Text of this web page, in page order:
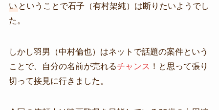
いということで石子（有村架純）は断りたいようでし
た。
しかし羽男（中村倫也）はネットで話題の案件という
ことで、自分の名前が売れるチャンス ！と思って張り
切って接見に行きました。